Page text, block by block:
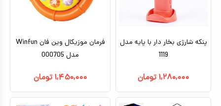
کیف و کوله پشتی
اسباب بازی مشاغل
اسباب بازی لوازم خانگی
اتاق کودک
پنکه شارژی بخار دار با پایه مدل
1119
۱,۲۸۰,۰۰۰ تومان
فرمان موزیکال وین فان Winfun
مدل 000705
۱,۴۵۰,۰۰۰ تومان